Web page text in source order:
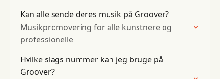
Kan alle sende deres musik på Groover?
Musikpromovering for alle kunstnere og
professionelle
Hvilke slags nummer kan jeg bruge på
Groover?